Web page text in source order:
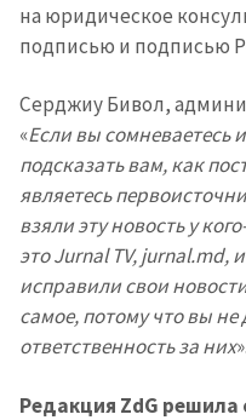
на юридическое
подписью и подписью
Серджиу Бивол,
«Если вы сомневаетесь
подсказать вам, как
являетесь
взяли эту новость у
это Jurnal TV, jurnal.md,
исправили свои
самое, потому что вы
ответственность за них».
Редакция ZdG решила